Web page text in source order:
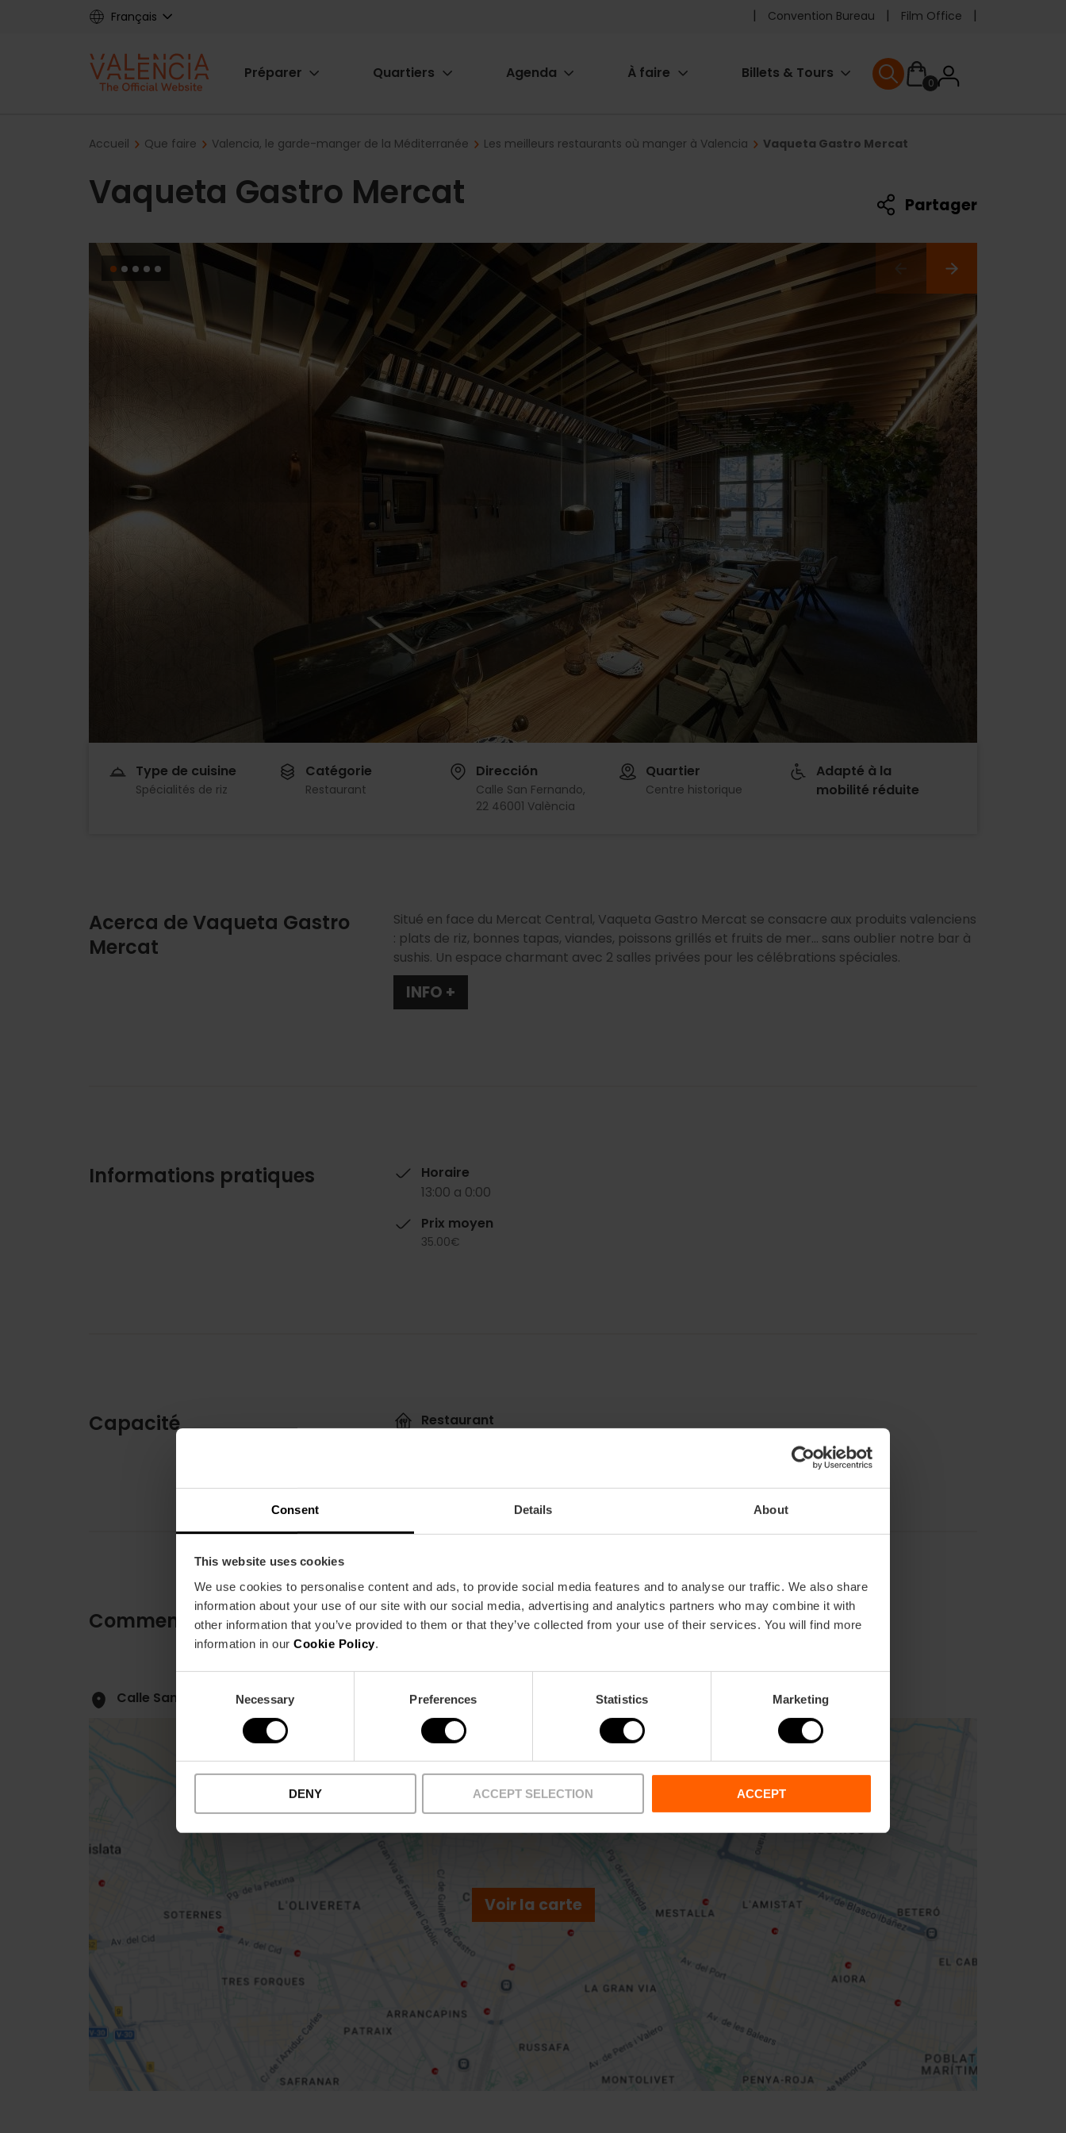
Consent Details About
This website uses cookies
We use cookies to personalise content and ads, to provide social media features and to analyse our traffic. We also share
information about your use of our site with our social media, advertising and analytics partners who may combine it with
other information that you’ve provided to them or that they’ve collected from your use of their services. You will find more
information in our Cookie Policy
Selection
Necessary Preferences Statistics Marketing
DENY ACCEPT SELECTION ACCEPT
Français
Pre
header
Convention Bureau Film Office
Main
Préparer Quartiers Agenda À faire Billets & Tours
0User
User menu
Breadcrumb
Accueil Que faire Valencia, le garde-manger de la Méditerranée Les meilleurs restaurants où manger à Valencia Vaqueta Gastro Mercat
Vaqueta Gastro Mercat Partager
Type de cuisine
Spécialités de riz
Catégorie
Restaurant
Dirección
Calle San Fernando,
22 46001 València
Quartier
Centre historique
Adapté à la
mobilité réduite
Acerca de Vaqueta Gastro
Mercat
Situé en face du Mercat Central, Vaqueta Gastro Mercat se consacre aux produits valenciens
: plats de riz, bonnes tapas, viandes, poissons grillés et fruits de mer... sans oublier notre bar à
sushis. Un espace charmant avec 2 salles privées pour les célébrations spéciales.
INFO +
Informations pratiques
Horaire
13:00 a 0:00
Prix moyen
35.00€
Capacité Restaurant
Comment s'y rendre Metro Bus
Calle San Fernando, 22 46001 València
Voir la carte
Directions
sidebar